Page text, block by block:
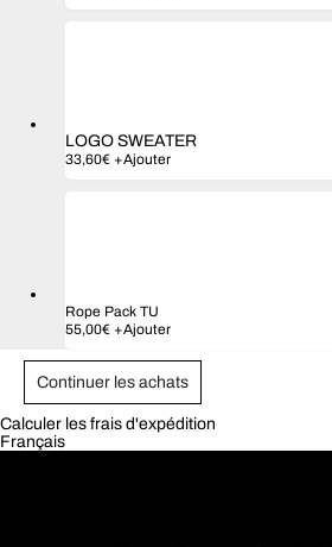
LOGO SWEATER
33,60€ +Ajouter
Rope Pack TU
55,00€ +AjouterCe
a
plusieurs
variations.
Les
options
peuvent
Continuer les achats
Calculer les frais d'expédition
Français